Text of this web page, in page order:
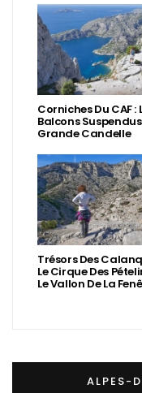
Corniches Du CAF :
Balcons Suspendus
Grande Candelle
Trésors Des
Le Cirque Des
Le Vallon De La
ALPES-